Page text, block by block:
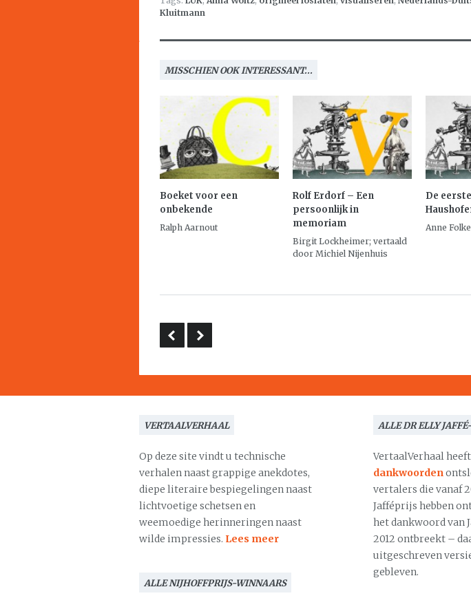
Kluitmann
MISSCHIEN OOK INTERESSANT...
Boeket voor een
onbekende
Ralph Aarnout
Rolf Erdorf – Een
persoonlijk in
memoriam
Birgit Lockheimer; vertaald
door Michiel Nijenhuis
De
Anne
VERTAALVERHAAL
Op deze site vindt u technische
verhalen naast grappige anekdotes,
diepe literaire bespiegelingen naast
lichtvoetige schetsen en
weemoedige herinneringen naast
wilde impressies. Lees meer
ALLE NIJHOFFPRIJS-WINNAARS
ALLE DR ELLY
VertaalVerhaal
dankwoorden
vertalers die vanaf
Jafféprijs hebben
het dankwoord van
2012 ontbreekt –
uitgeschreven
gebleven.